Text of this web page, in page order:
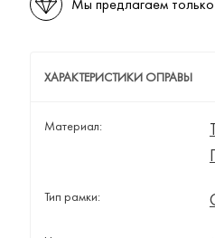
Мы предлагаем
ХАРАКТЕРИСТИКИ ОПРАВЫ
Материал:
Тип рамки: